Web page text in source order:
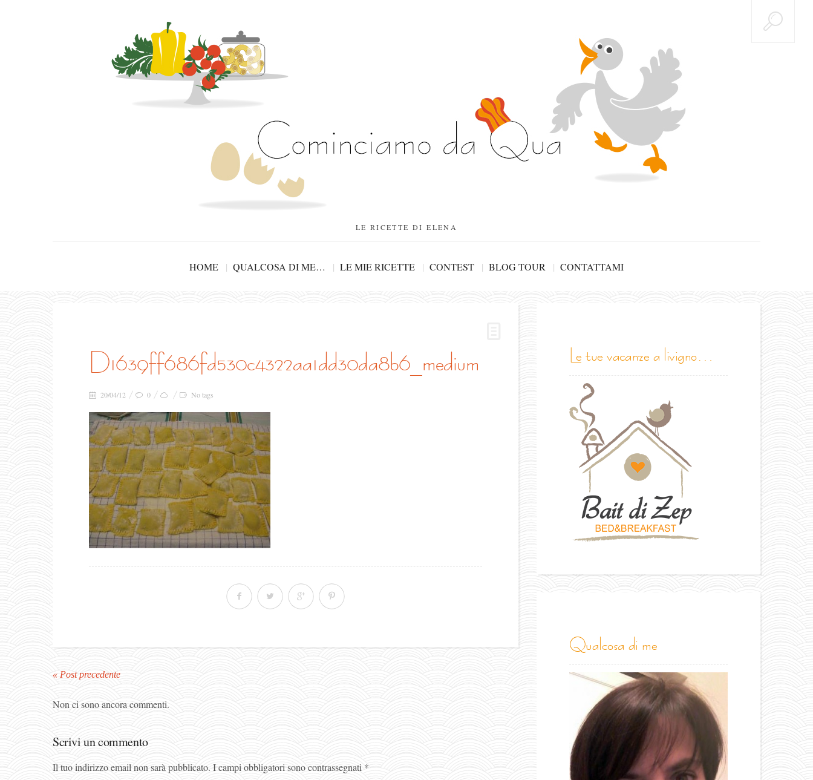
LE RICETTE DI ELENA
HOME QUALCOSA DI ME… LE MIE RICETTE CONTEST BLOG TOUR CONTATTAMI
d1639ff686fd530c4322aa1dd30da8b6_medium
20/04/12 0 No tags
« Post precedente
Non ci sono ancora commenti.
Scrivi un commento
Il tuo indirizzo email non sarà pubblicato. I campi obbligatori sono contrassegnati *
le tue vacanze a livigno…
qualcosa di me